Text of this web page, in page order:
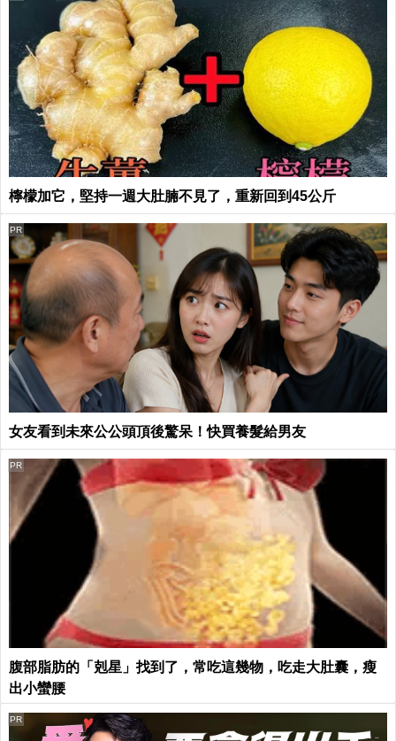
檸檬加它，堅持一週大肚腩不見了，重新回到45公斤
女友看到未來公公頭頂後驚呆！快買養髮給男友
PR
腹部脂肪的「剋星」找到了，常吃這幾物，吃走大肚囊，瘦
出小蠻腰
PR
PR